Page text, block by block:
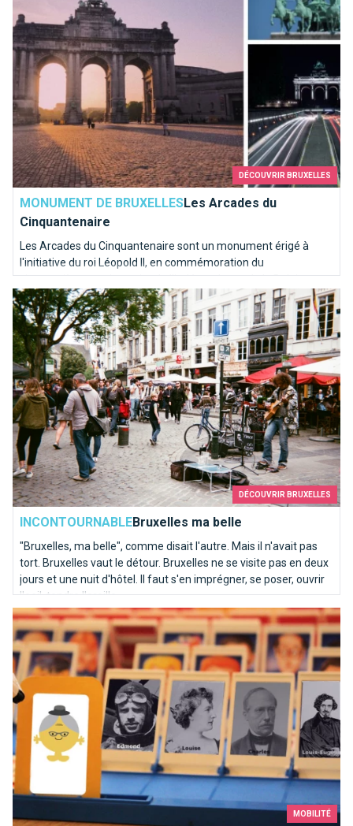
DÉCOUVRIR BRUXELLES
MONUMENT DE BRUXELLESLes Arcades du
Cinquantenaire
Les Arcades du Cinquantenaire sont un monument érigé à
l'initiative du roi Léopold II, en commémoration du
cinquantième anniversaire de l'indépendance de la Belgique en
1905.
DÉCOUVRIR BRUXELLES
INCONTOURNABLEBruxelles ma belle
"Bruxelles, ma belle", comme disait l'autre. Mais il n'avait pas
tort. Bruxelles vaut le détour. Bruxelles ne se visite pas en deux
jours et une nuit d'hôtel. Il faut s'en imprégner, se poser, ouvrir
l'oeil, tendre l'oreille.
Bruxelles ma belle
MOBILITÉ
Ces inconnus du métro